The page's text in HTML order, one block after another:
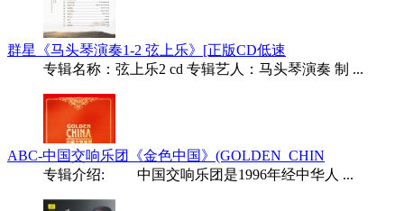
群星《马头琴演奏1-2 弦上乐》[正版CD低速
专辑名称：弦上乐2 cd 专辑艺人：马头琴演奏 制 ...
ABC-中国交响乐团《金色中国》(GOLDEN_CHIN
专辑介绍: 中国交响乐团是1996年经中华人 ...